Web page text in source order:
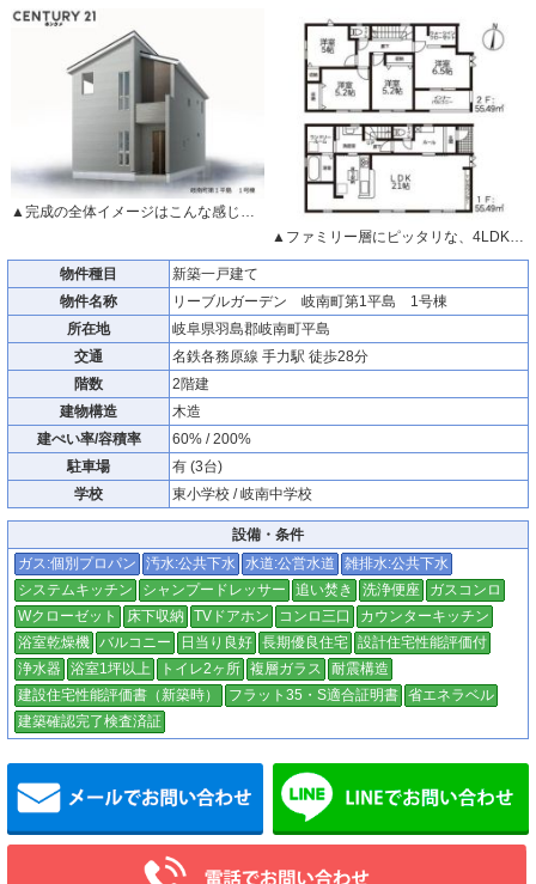
▲完成の全体イメージはこんな感じです。
▲ファミリー層にピッタリな、4LDKです。
物件種目
新築一戸建て
物件名称
リーブルガーデン 岐南町第1平島 1号棟
所在地
岐阜県羽島郡岐南町平島
交通
名鉄各務原線 手力駅 徒歩28分
階数
2階建
建物構造
木造
建ぺい率/容積率
60% / 200%
駐車場
有 (3台)
学校
東小学校 / 岐南中学校
設備・条件
ガス:個別プロパン
汚水:公共下水 水道:公営水道
雑排水:公共下水
システムキッチン
シャンプードレッサー 追い焚き 洗浄便座
ガスコンロ
Wクローゼット
床下収納 TVドアホン コンロ三口
カウンターキッチン
浴室乾燥機 バルコニー 日当り良好 長期優良住宅 設計住宅性能評価付
浄水器
浴室1坪以上 トイレ2ヶ所 複層ガラス
耐震構造
建設住宅性能評価書（新築時）
フラット35・S適合証明書 省エネラベル
建築確認完了検査済証
メールでお問い合わせ